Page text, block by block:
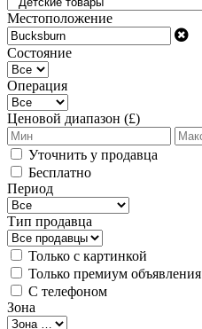
Местоположение
Состояние
Операция
Ценовой диапазон (£)
Уточнить у продавца
Бесплатно
Период
Тип продавца
Только с картинкой
Только премиум объявления
С телефоном
Зона